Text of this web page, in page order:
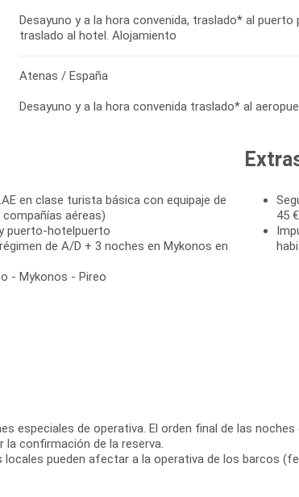
Desayuno y a la hora convenida, traslado* al
traslado al hotel. Alojamiento
Atenas / España
en clase turista básica con equipaje de
aéreas)
puerto-hotelpuerto
de A/D + 3 noches en Mykonos en
- Mykonos - Pireo
45 €
especiales de operativa. El orden final de las
confirmación de la reserva.
pueden afectar a la operativa de los barcos